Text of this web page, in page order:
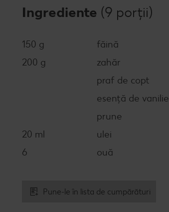
Ingrediente (9 porții)
150 g
făină
200 g
zahăr
praf de copt
esență de vanilie
prune
20 ml
ulei
6
ouă
Pune-le în lista de cumpărături